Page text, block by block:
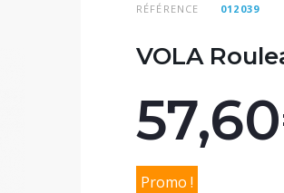
RÉFÉRENCE 012039
VOLA
Promo !